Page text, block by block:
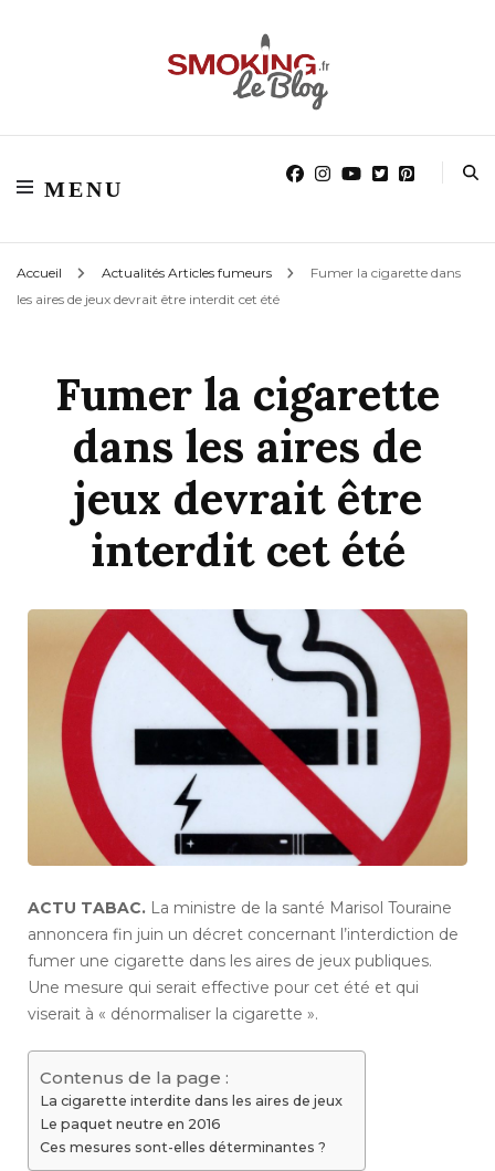
Blog smoking.fr
MENU
Accueil Actualités Articles fumeurs
Fumer la cigarette dans
les aires de jeux devrait être interdit cet été
Fumer la cigarette
dans les aires de
jeux devrait être
interdit cet été
ACTU TABAC. La ministre de la santé Marisol Touraine
annoncera fin juin un décret concernant l’interdiction de
fumer une cigarette dans les aires de jeux publiques.
Une mesure qui serait effective pour cet été et qui
viserait à « dénormaliser la cigarette ».
Contenus de la page :
La cigarette interdite dans les aires de jeux
Le paquet neutre en 2016
Ces mesures sont-elles déterminantes ?